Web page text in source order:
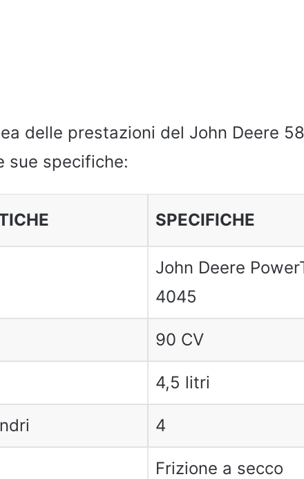
delle prestazioni del John Deere
sue specifiche:
SPECIFICHE
John Deere
4045
90 CV
4,5 litri
4
Frizione a secco